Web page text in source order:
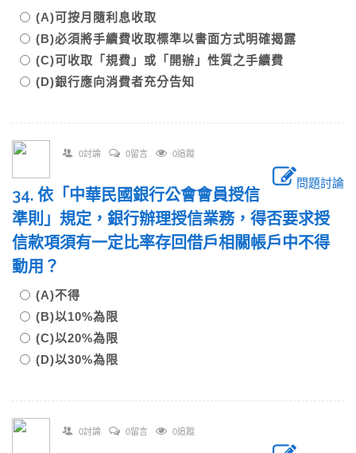
(A)可按月隨利息收取
(B)必須將手續費收取標準以書面方式明確揭露
(C)可收取「規費」或「開辦」性質之手續費
(D)銀行應向消費者充分告知
0討論 0留言 0追蹤
問題討論
34. 依「中華民國銀行公會會員授信
準則」規定，銀行辦理授信業務，得否要求授
信款項須有一定比率存回借戶相關帳戶中不得
動用？
(A)不得
(B)以10%為限
(C)以20%為限
(D)以30%為限
0討論 0留言 0追蹤